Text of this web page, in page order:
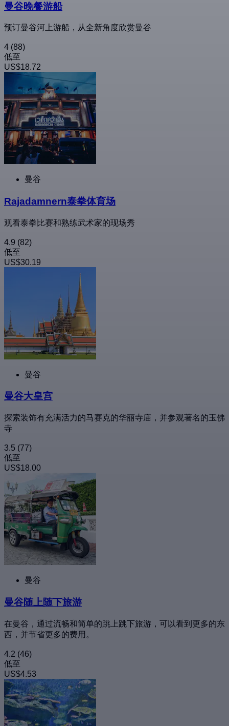
曼谷晚餐游船
预订曼谷河上游船，从全新角度欣赏曼谷
4 (88)
低至
US$18.72
曼谷
Rajadamnern泰拳体育场
观看泰拳比赛和熟练武术家的现场秀
4.9 (82)
低至
US$30.19
曼谷
曼谷大皇宫
探索装饰有充满活力的马赛克的华丽寺庙，并参观著名的玉佛
寺
3.5 (77)
低至
US$18.00
曼谷
曼谷随上随下旅游
在曼谷，通过流畅和简单的跳上跳下旅游，可以看到更多的东
西，并节省更多的费用。
4.2 (46)
低至
US$4.53